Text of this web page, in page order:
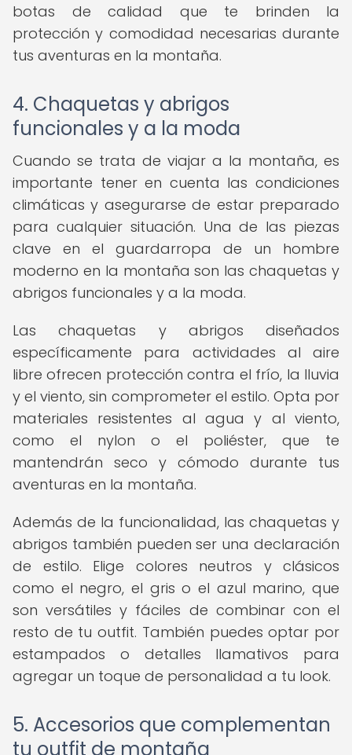
botas de calidad que te brinden la
protección y comodidad necesarias durante
tus aventuras en la montaña.
4. Chaquetas y abrigos
funcionales y a la moda
Cuando se trata de viajar a la montaña, es
importante tener en cuenta las condiciones
climáticas y asegurarse de estar preparado
para cualquier situación. Una de las piezas
clave en el guardarropa de un hombre
moderno en la montaña son las chaquetas y
abrigos funcionales y a la moda.
Las chaquetas y abrigos diseñados
específicamente para actividades al aire
libre ofrecen protección contra el frío, la lluvia
y el viento, sin comprometer el estilo. Opta por
materiales resistentes al agua y al viento,
como el nylon o el poliéster, que te
mantendrán seco y cómodo durante tus
aventuras en la montaña.
Además de la funcionalidad, las chaquetas y
abrigos también pueden ser una declaración
de estilo. Elige colores neutros y clásicos
como el negro, el gris o el azul marino, que
son versátiles y fáciles de combinar con el
resto de tu outfit. También puedes optar por
estampados o detalles llamativos para
agregar un toque de personalidad a tu look.
5. Accesorios que complementan
tu outfit de montaña